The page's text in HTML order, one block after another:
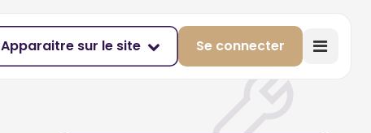
Apparaitre sur le site Se connecter